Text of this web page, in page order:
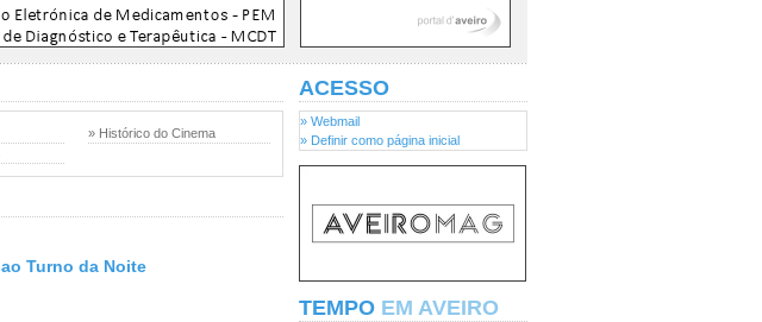
» Histórico do Cinema
Turno da Noite
ACESSO
» Webmail
» Definir como página inicial
TEMPO EM AVEIRO